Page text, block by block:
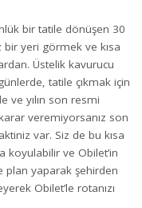
bir tatile dönüşen 30
yeri görmek ve kısa
Üstelik kavurucu
tatile çıkmak için
ve yılın son resmi
veremiyorsanız son
var. Siz de bu kısa
koyulabilir ve Obilet’in
plan yaparak şehirden
Obilet’le rotanızı